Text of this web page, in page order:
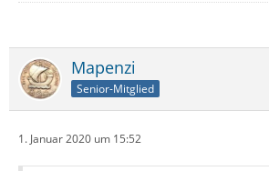
Mapenzi
Senior-Mitglied
1. Januar 2020 um 15:52